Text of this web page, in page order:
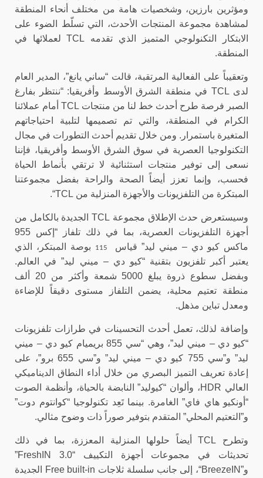
ومؤثرين بارزين، وشخصيات هامة من مختلف أنحاء المنطقة
لمشاهدة مجموعة المنتجات الأحدث، التي تسلّط الضوء على
الابتكار التكنولوجي المتميز الذي تقدمه TCLلعملائها في
المنطقة.
وتعقيباً على الفعالية المرتقبة، قالت “ساني يانغ”، المدير العام
لدى TCL في منطقة الشرق الأوسط وأفريقيا: “ننتظر بفارغ
الصبر فرصة طرح أحدث خط لنا من منتجات TCL أمام عملائنا
الكرام في المنطقة، والتي تم تصميمها لتلبية احتياجاتهم
المتغيرة باستمرار. ومن خلال تقديم أحدث التطورات في مجال
التكنولوجيا العصرية في سوق الشرق الأوسط وأفريقيا، فإننا
نسعى إلى توفير منتجات استثنائية لا ترتقي بأنماط الحياة
فحسب، وإنما تعزز أيضاً الصحة والراحة بفضل مجموعتنا
المبتكرة من التلفزيونات والأجهزة المنزلية من TCL
“.
وسيستعرض حدث الإطلاق مجموعة TCLالجديدة بالكامل من
أجهزة التلفزيونات العصرية، بما في ذلك تلفاز “إكس 955
ماكس كيو دي – ميني ليد” قياس
115
بوصة المبتكر، الذي
يعتبر أكبر تلفزيون بتقنية “كيو دي – ميني ليد” في العالم.
وبفضل سطوع ذروة يبلغ 5000 شمعة وأكثر من 20 ألف
منطقة تعتيم محلية، يضمن التلفاز مستوى دقيقاً للإضاءة
ومعدل تباين مذهل.
وإضافة لذلك، تعمل أحدث التحسينات في طرازات تلفزيونات
“كيو دي – ميني ليد”، وهي “سي 855 بريميام كيو دي – ميني
ليد” و”سي 755 كيو دي – ميني ليد” و”سي 655 برو”، على
إعادة تعريف التميز البصري من خلال أداء النطاق الديناميكي
العالي HDR، وألوان “كيوليد” النابضة بالحياة، وأنظمة الصوت
“أونكيو هاي فاي” الغامرة. بينما تَعِد تكنولوجيا “كوانتوم دوت”
و”التعتيم المحلي” المتقدم بتوفير صوراً ذات وضوح مثالي.
وتطرح TCLأيضاً حلولها المنزلية المعززة، بما في ذلك
تحديثات في مجموعات أجهزة التكييف “FreshIN 3.0
”
و”BreezeIN“، إلى جانب سلسلة ثلاجات Free built-in
الجديدة